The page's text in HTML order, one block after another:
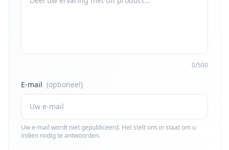
0/500
E-mail (optioneel)
Uw e-mail wordt niet gepubliceerd. Het stelt ons in staat om u
indien nodig te antwoorden.